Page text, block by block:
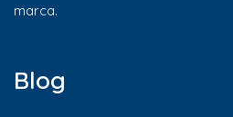
marca.
Blog